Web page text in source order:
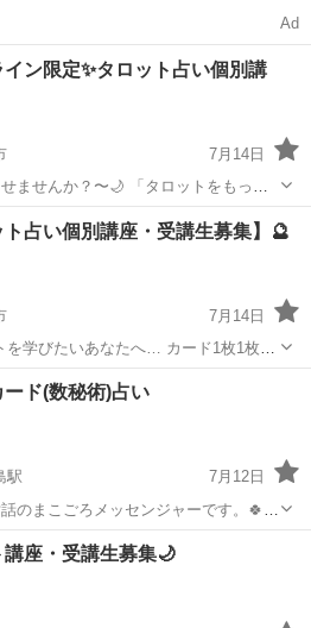
Ad
イン限定✨タロット占い個別講
7月14日
🌙 「タロットをもっと
分の人生や仕事に活かしたい」 「いつ
タロ
オンライン
ト占い個別講座・受講生募集】🔮
7月14日
を学びたいあなたへ… カード1枚1枚の
占う」から「導く」力へとステップア
タロット占い
ド(数秘術)占い
駅
7月12日
のまこごろメッセンジャーです。🍀
これからのヒントがほしい ✨何がモヤ
を
タロット 数秘術
講座・受講生募集🌙